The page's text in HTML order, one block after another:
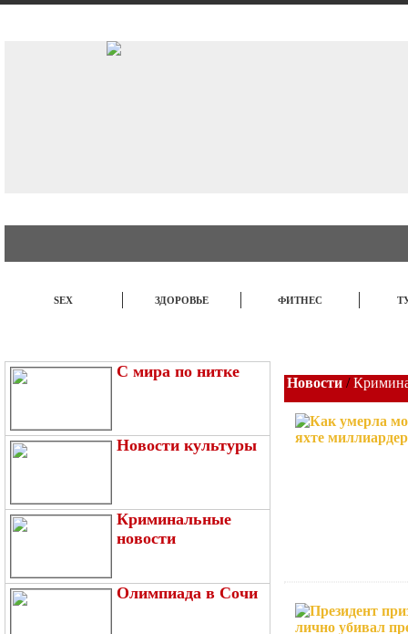
SEX ЗДОРОВЬЕ ФИТНЕС
С мира по нитке
Новости культуры
Криминальные
новости
Олимпиада в Сочи
Новости /